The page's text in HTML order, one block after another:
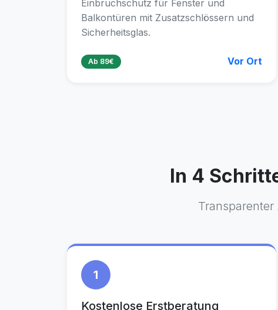
Einbruchschutz für Fenster und
Balkontüren mit Zusatzschlössern und
Sicherheitsglas.
Ab 89€ Vor Ort
In 4
1
Kostenlose Erstberatung